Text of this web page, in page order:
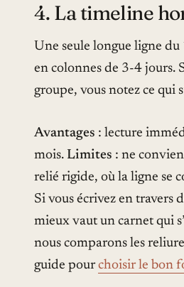
4. La timeline
Une seule longue ligne
en colonnes de 3-4 jours.
groupe, vous notez ce qui
Avantages : lecture
mois. Limites : ne
relié rigide, où la ligne se
Si vous écrivez en travers
mieux vaut un carnet qui
nous comparons les
guide pourchoisir le bon